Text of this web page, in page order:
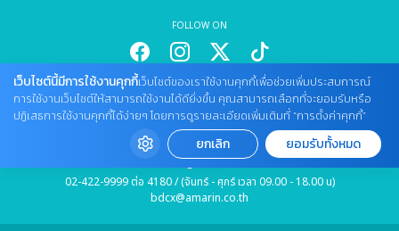
FOLLOW ON
สนใจลงโฆษณากับเว็บไซต์
Tel : 085 661 4629 / (จันทร์ - ศุกร์ เวลา 09.00 - 18.00 น)
cheewajitmedia@gmail.com
ติดต่อแจ้งปัญหาหรือร้องเรียน
02-422-9999 ต่อ 4180 / (จันทร์ - ศุกร์ เวลา 09.00 - 18.00 น)
bdcx@amarin.co.th
เว็บไซต์นี้มีการใช้งานคุกกี้เว็บไซต์ของเราใช้งานคุกกี้เพื่อช่วยเพิ่มประสบการณ์
การใช้งานเว็บไซต์ให้สามารถใช้งานได้ดียิ่งขึ้น คุณสามารถเลือกที่จะยอมรับหรือ
ปฏิเสธการใช้งานคุกกี้ได้ง่ายๆ โดยการดูรายละเอียดเพิ่มเติมที่ “การตั้งค่าคุกกี้”
ยกเลิก ยอมรับทั้งหมด